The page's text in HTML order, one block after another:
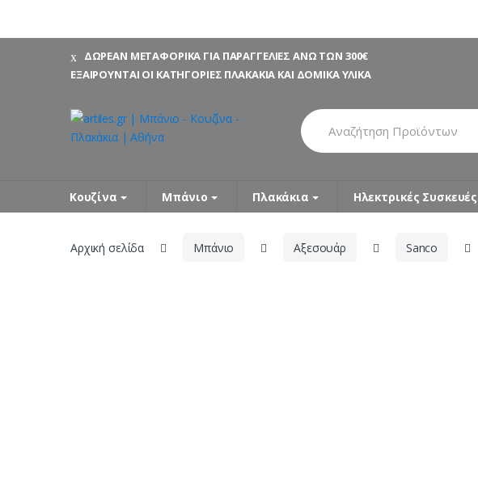
ΔΩΡΕΑΝ ΜΕΤΑΦΟΡΙΚΑ ΓΙΑ ΠΑΡΑΓΓΕΛΙΕΣ ΑΝΩ ΤΩΝ 300€
ΕΞΑΙΡΟΥΝΤΑΙ ΟΙ ΚΑΤΗΓΟΡΙΕΣ ΠΛΑΚΑΚΙΑ ΚΑΙ ΔΟΜΙΚΑ ΥΛΙΚΑ
Search
for:
Κουζίνα Μπάνιο Πλακάκια Ηλεκτρικές Συσκευές
Αρχική σελίδα Μπάνιο Αξεσουάρ Sanco